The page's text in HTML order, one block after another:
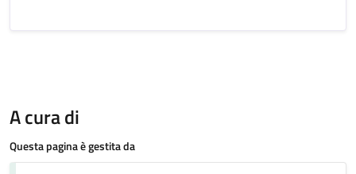
A cura di
Questa pagina è gestita da